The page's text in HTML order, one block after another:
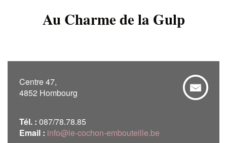
Au Charme de la Gulp
Centre 47,
4852 Hombourg
Tél. : 087/78.78.85
Email : info@le-cochon-embouteille.be